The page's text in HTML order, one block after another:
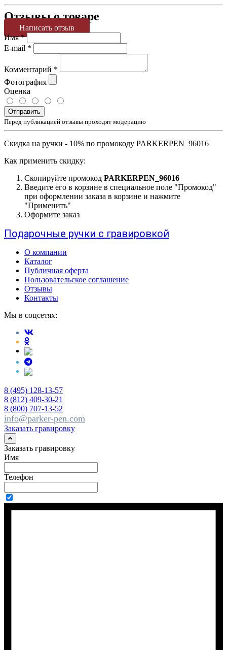
Отзывы о товаре
Написать отзыв
Имя*
E-mail *
Комментарий *
Фотография
Оценка
Отправить
Перед публикацией отзывы проходят модерацию
Скидка на ручки - 10% по промокоду PARKERPEN_96016
Как применить скидку:
Скопируйте промокод PARKERPEN_96016
Введите его в корзине в специальное поле "Промокод"
при оформлении заказа в корзине и нажмите
"Применить"
Оформите заказ
Подарочные ручки с гравировкой
О компании
Каталог
Публичная оферта
Пользовательское соглашение
Отзывы
Контакты
Мы в соцсетях:
8 (495) 128-13-57
8 (812) 409-30-21
8 (800) 707-13-52
info@parker-pen.com
Заказать гравировку
Заказать гравировку
Имя
Телефон